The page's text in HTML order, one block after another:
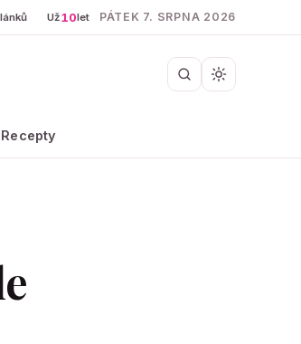
Už10let PÁTEK 7. SRPNA 2026
Recepty